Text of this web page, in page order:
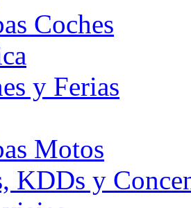
Coches
y Ferias
Motos
KDDs y